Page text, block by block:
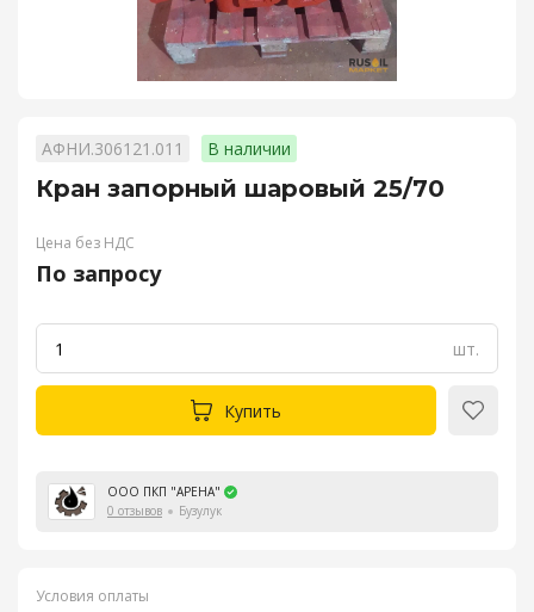
АФНИ.306121.011 В наличии
Кран запорный шаровый 25/70
Цена без НДС
По запросу
шт.
Купить
ООО ПКП "АРЕНА"
0 отзывов
Бузулук
Условия оплаты